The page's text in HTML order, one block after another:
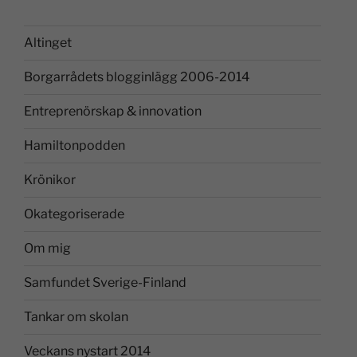
Altinget
Borgarrådets blogginlägg 2006-2014
Entreprenörskap & innovation
Hamiltonpodden
Krönikor
Okategoriserade
Om mig
Samfundet Sverige-Finland
Tankar om skolan
Veckans nystart 2014